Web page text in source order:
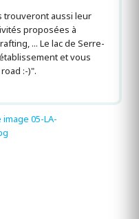
trouveront aussi leur
proposées à
... Le lac de Serre-
et vous
:-)".